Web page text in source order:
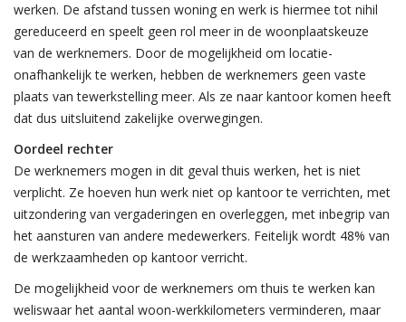
werken. De afstand tussen woning en werk is hiermee tot nihil
gereduceerd en speelt geen rol meer in de woonplaatskeuze
van de werknemers. Door de mogelijkheid om locatie-
onafhankelijk te werken, hebben de werknemers geen vaste
plaats van tewerkstelling meer. Als ze naar kantoor komen heeft
dat dus uitsluitend zakelijke overwegingen.
Oordeel rechter
De werknemers mogen in dit geval thuis werken, het is niet
verplicht. Ze hoeven hun werk niet op kantoor te verrichten, met
uitzondering van vergaderingen en overleggen, met inbegrip van
het aansturen van andere medewerkers. Feitelijk wordt 48% van
de werkzaamheden op kantoor verricht.
De mogelijkheid voor de werknemers om thuis te werken kan
weliswaar het aantal woon-werkkilometers verminderen, maar